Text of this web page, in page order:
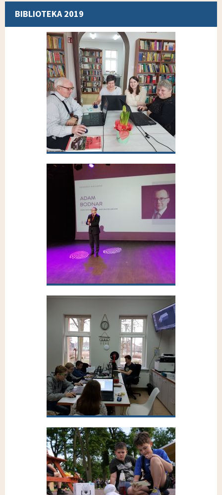
BIBLIOTEKA 2019
Wybierz inną galerię z grupy
Kurs komputerowy dla dorosłych 2019
Przejdź do galerii
Kongres bibliotek w Łodzi 2019
Przejdź do galerii
Ferie zimowe 2019